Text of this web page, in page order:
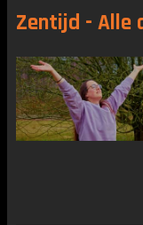
Zentijd - Alle